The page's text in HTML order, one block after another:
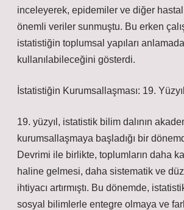
inceleyerek, epidemiler ve diğer
önemli veriler sunmuştu. Bu erken
istatistiğin toplumsal yapıları anlamada
kullanılabileceğini gösterdi.
İstatistiğin Kurumsallaşması: 19.
19. yüzyıl, istatistik bilim dalının
kurumsallaşmaya başladığı bir
Devrimi ile birlikte, toplumların daha
haline gelmesi, daha sistematik ve
ihtiyacı artırmıştı. Bu dönemde,
sosyal bilimlerle entegre olmaya ve